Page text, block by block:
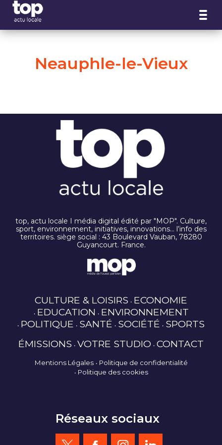
Neauphle-le-Vieux
top, actu locale I média digital édité par "MOP". Culture,
sport, environnement, initiatives, innovations… l’info des
territoires. siège social : 43 Boulevard Vauban, 78280
Guyancourt. France.
CULTURE & LOISIRS ECONOMIE
EDUCATION ENVIRONNEMENT
POLITIQUE SANTÉ SOCIÉTÉ SPORTS
ÉMISSIONS VOTRE STUDIO CONTACT
Mentions Légales
Politique de confidentialité
Politique des cookies
Réseaux sociaux
Panneau de gestion des cookies